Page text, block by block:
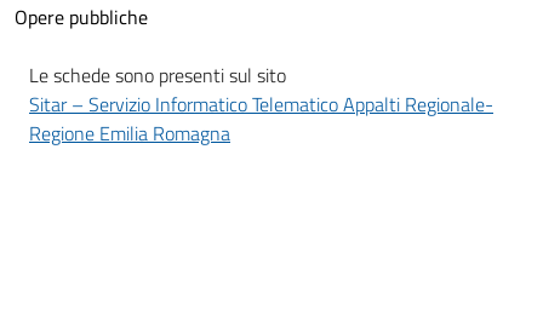
Opere pubbliche
Le schede sono presenti sul sito
Sitar – Servizio Informatico Telematico Appalti Regionale-
Regione Emilia Romagna